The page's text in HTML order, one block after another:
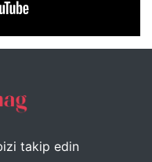
takip edin